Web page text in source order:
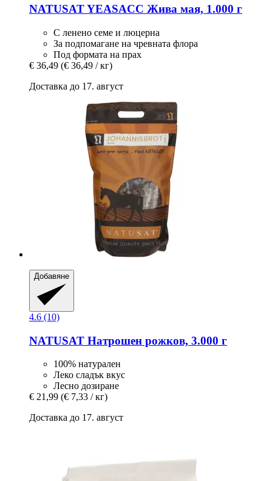
NATUSATYEASACC Жива мая, 1.000 г
С ленено семе и люцерна
За подпомагане на чревната флора
Под формата на прах
€ 36,49 (€ 36,49 / кг)
Доставка до 17. август
Добавяне
4.6 (10)
NATUSAT Натрошен рожков, 3.000 г
100% натурален
Леко сладък вкус
Лесно дозиране
€ 21,99 (€ 7,33 / кг)
Доставка до 17. август